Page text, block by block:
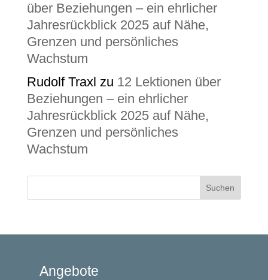
über Beziehungen – ein ehrlicher
Jahresrückblick 2025 auf Nähe,
Grenzen und persönliches
Wachstum
Rudolf Traxl zu 12 Lektionen über
Beziehungen – ein ehrlicher
Jahresrückblick 2025 auf Nähe,
Grenzen und persönliches
Wachstum
Angebote